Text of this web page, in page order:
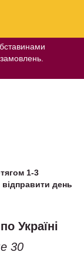
1-3
день
Україні
30